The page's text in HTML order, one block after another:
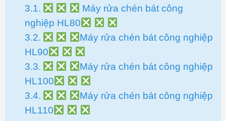
Máy rửa chén bát công
nghiệp HL80
Máy rửa chén bát công nghiệp
HL90
Máy rửa chén bát công nghiệp
HL100
Máy rửa chén bát công nghiệp
HL110